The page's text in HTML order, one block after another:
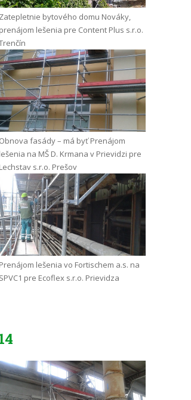
Zatepletnie bytového domu Nováky,
prenájom lešenia pre Content Plus s.r.o.
Obnova fasády – má byť Prenájom
lešenia na MŠ D. Krmana v Prievidzi pre
Lechstav s.r.o. Prešov
Prenájom lešenia vo Fortischem a.s. na
SPVC1 pre Ecoflex s.r.o. Prievidza